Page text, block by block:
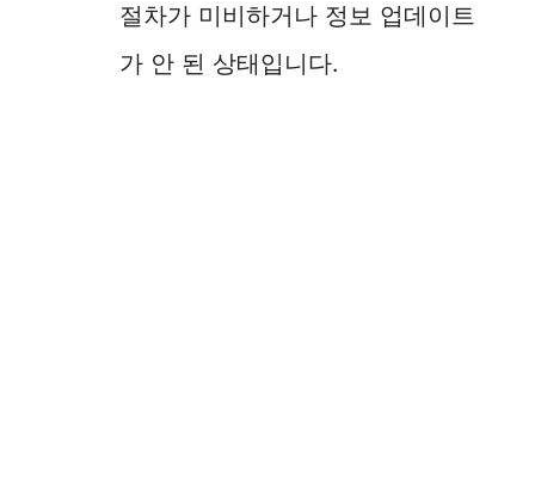
절차가 미비하거나 정보 업데이트
가 안 된 상태입니다.